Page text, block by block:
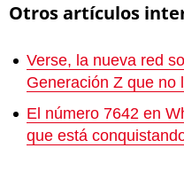
Otros artículos
Verse, la nueva red
Generación Z que no
El número 7642 en
que está